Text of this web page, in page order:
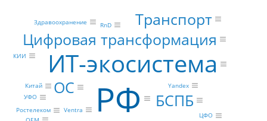
РФ
ИТ-экосистема
БСПБ
ОС
Цифровая трансформация
Транспорт
Ventra
Ростелеком
Yandex
Китай
ЦФО
УФО
RnD
Здравоохранение
КИИ